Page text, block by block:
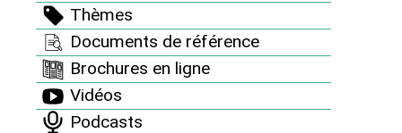
Thèmes
Documents de référence
Brochures en ligne
Vidéos
Podcasts
Revue "Sortir du nucléaire"
Des accidents nucléaires partout
8 bonnes raisons d’être antinucléaire
Pourquoi et comment sortir du nucléaire ?